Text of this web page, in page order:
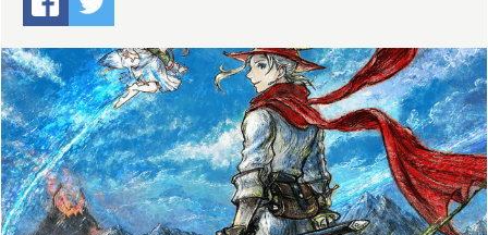
t
a
s
y